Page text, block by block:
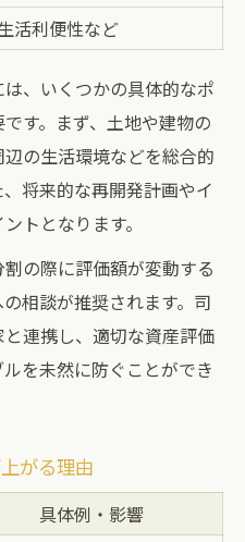
活利便性など
、いくつかの具体的なポ
す。まず、土地や建物の
の生活環境などを総合的
将来的な再開発計画やイ
トとなります。
の際に評価額が変動する
相談が推奨されます。司
連携し、適切な資産評価
を未然に防ぐことができ
がる理由
具体例・影響